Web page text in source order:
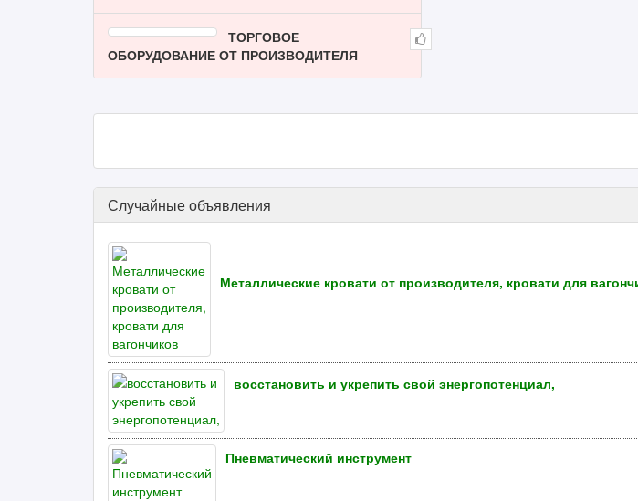
ТОРГОВОЕ
ОБОРУДОВАНИЕ ОТ ПРОИЗВОДИТЕЛЯ
Случайные объявления
Металлические кровати от производителя, кровати для
восстановить и укрепить свой энергопотенциал,
Пневматический инструмент